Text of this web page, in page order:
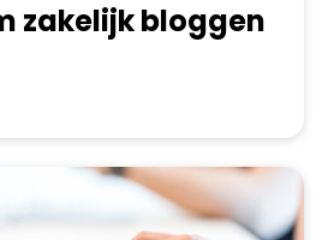
zakelijk bloggen